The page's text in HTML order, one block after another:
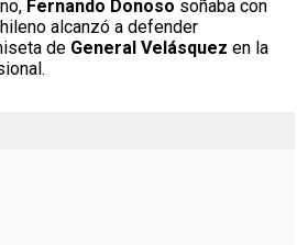
Fernando Donoso soñaba con
alcanzó a defender
de General Velásquez en la